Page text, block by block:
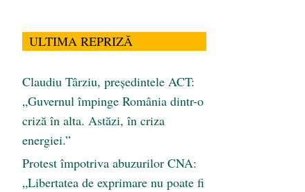
ULTIMA REPRIZĂ
Claudiu Târziu, președintele ACT:
„Guvernul împinge România dintr-o
criză în alta. Astăzi, în criza
energiei.”
Protest împotriva abuzurilor CNA:
„Libertatea de exprimare nu poate fi